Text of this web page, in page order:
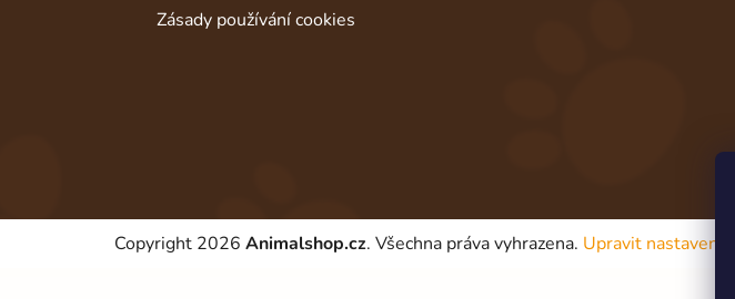
Zásady používání cookies
Copyright 2026 Animalshop.cz. Všechna práva vyhrazena. Upravit nastavení